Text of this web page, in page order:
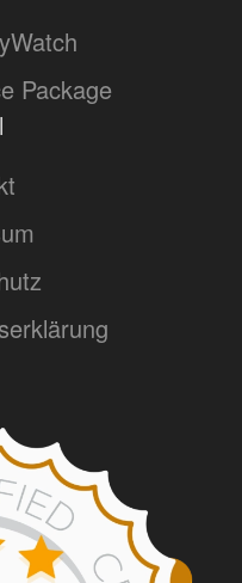
Package